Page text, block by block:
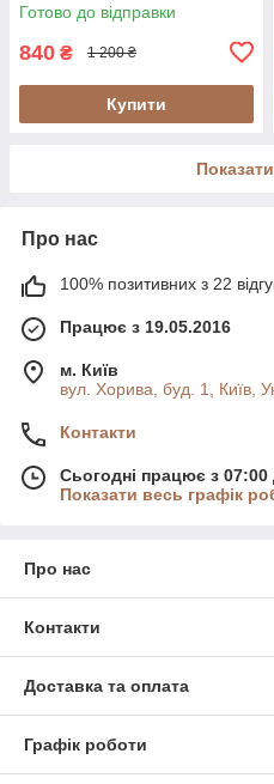
Готово до відправки
840 ₴ 1 200 ₴
Купити
Про нас
100% позитивних з 22
Працює з 19.05.2016
м. Київ
вул. Хорива, буд. 1, Київ,
Контакти
Сьогодні працює з 07:00
Показати весь графік
Про нас
Контакти
Доставка та оплата
Графік роботи